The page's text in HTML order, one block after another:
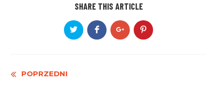
SHARE THIS ARTICLE
Czytaj
POPRZEDNI